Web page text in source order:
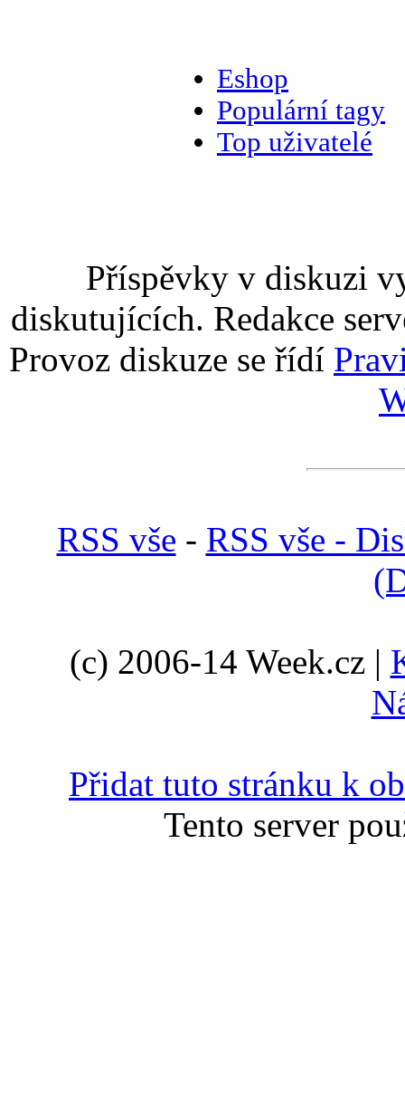
Eshop
Populární tagy
Top uživatelé
Příspěvky v diskuzi
diskutujících. Redakce
Provoz diskuze se řídí
RSS vše - RSS vše -
(c) 2006-14 Week.cz |
Přidat tuto stránku k
Tento server